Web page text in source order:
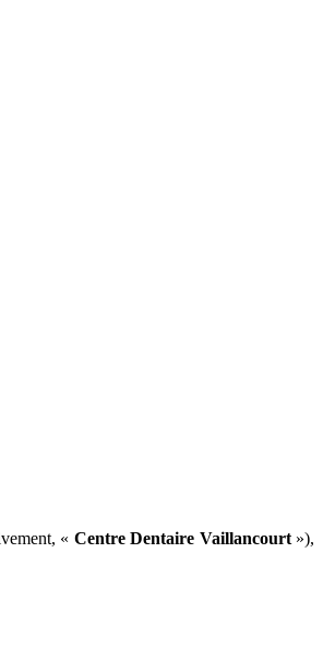
« Centre Dentaire Vaillancourt»),